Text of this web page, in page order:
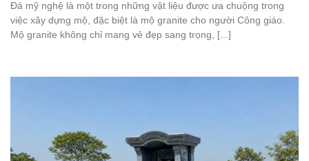
Đá mỹ nghệ là một trong những vật liệu được ưa chuộng trong
việc xây dựng mộ, đặc biệt là mộ granite cho người Công giáo.
Mộ granite không chỉ mang vẻ đẹp sang trọng, [...]